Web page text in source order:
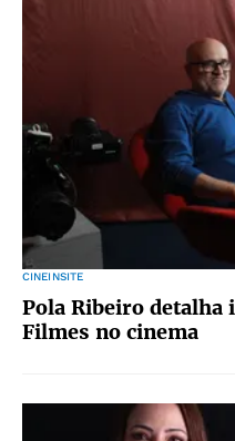
CINEINSITE
Pola Ribeiro detalha
Filmes no cinema